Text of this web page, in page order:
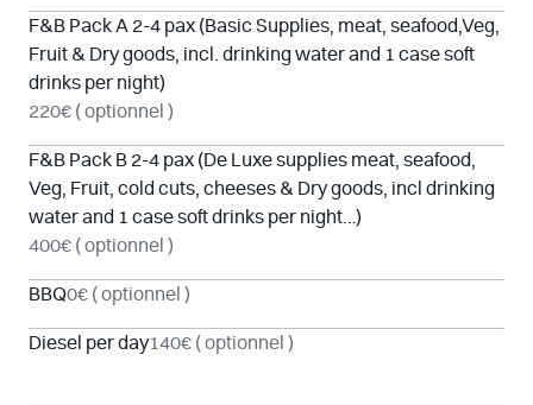
F&B Pack A 2-4 pax (Basic Supplies, meat, seafood,Veg,
Fruit & Dry goods, incl. drinking water and 1 case soft
drinks per night)
220€ ( optionnel )
F&B Pack B 2-4 pax (De Luxe supplies meat, seafood,
Veg, Fruit, cold cuts, cheeses & Dry goods, incl drinking
water and 1 case soft drinks per night…)
400€ ( optionnel )
BBQ0€ ( optionnel )
Diesel per day140€ ( optionnel )